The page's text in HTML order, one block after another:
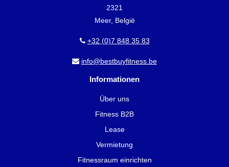
2321
Meer, België
+32 (0)7 848 35 83
info@bestbuyfitness.be
Informationen
Über uns
Fitness B2B
Lease
Vermietung
Fitnessraum einrichten